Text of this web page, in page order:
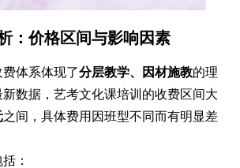
：价格区间与影响因素
体系体现了分层教学、因材施教的理
新数据，艺考文化课培训的收费区间大
之间，具体费用因班型不同而有明显差
：